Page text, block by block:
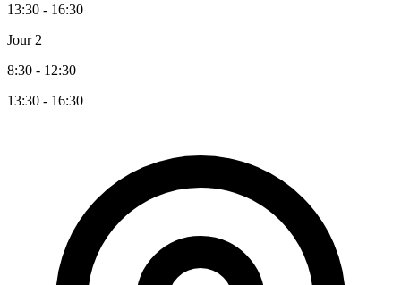
13:30 - 16:30
Jour 2
8:30 - 12:30
13:30 - 16:30